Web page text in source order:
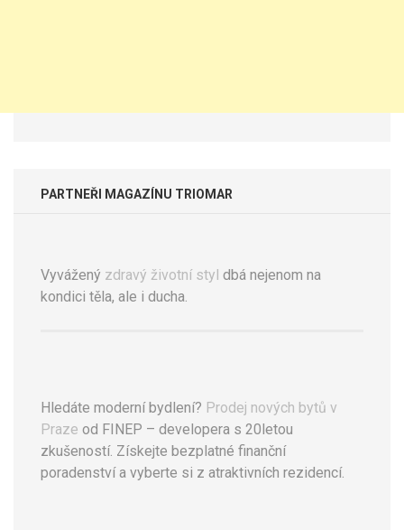
PARTNEŘI MAGAZÍNU TRIOMAR
Vyvážený zdravý životní styl dbá nejenom na
kondici těla, ale i ducha.
Hledáte moderní bydlení? Prodej nových bytů v
Praze od FINEP – developera s 20letou
zkušeností. Získejte bezplatné finanční
poradenství a vyberte si z atraktivních rezidencí.